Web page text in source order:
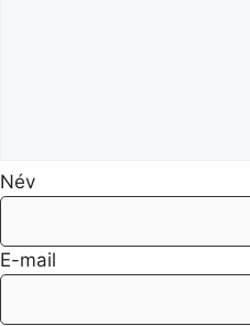
Név
E-mail